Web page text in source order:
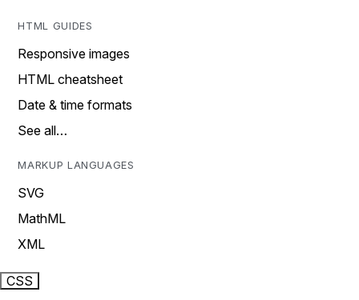
HTML GUIDES
Responsive images
HTML cheatsheet
Date & time formats
See all…
MARKUP LANGUAGES
SVG
MathML
XML
CSS